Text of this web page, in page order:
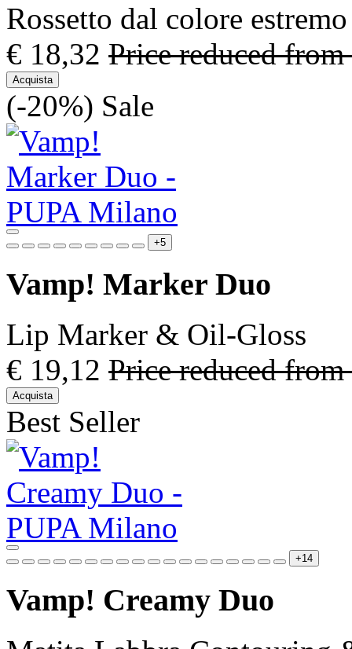
Rossetto dal colore
€ 18,32 Price reduced from
Acquista
(-20%) Sale
+5
Vamp! Marker Duo
Lip Marker & Oil-Gloss
€ 19,12 Price reduced from
Acquista
Best Seller
+14
Vamp! Creamy Duo